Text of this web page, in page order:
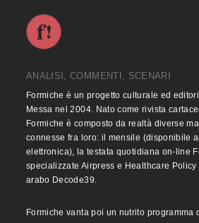
ANALISI, COMMENTI, SCENARI
Formiche è un progetto culturale ed
Messa nel 2004. Nato come rivista
Formiche è composto da realtà diverse
connesse fra loro: il mensile (disponibile
elettronica), la testata quotidiana on-line
specializzate Airpress e Healthcare
arabo Decode39.
Formiche vanta poi un nutrito programma